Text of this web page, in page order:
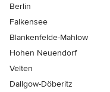
Berlin
Falkensee
Blankenfelde-Mahlow
Hohen Neuendorf
Velten
Dallgow-Döberitz